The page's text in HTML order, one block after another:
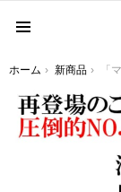
You are here:
ホーム 新商品 「マジカルミライ」10th